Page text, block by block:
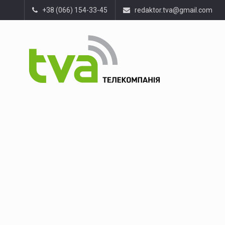
+38 (066) 154-33-45 redaktor.tva@gmail.com